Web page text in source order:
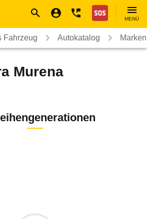
Nothilfe
MENÜ
Fahrzeug Autokatalog
Murena